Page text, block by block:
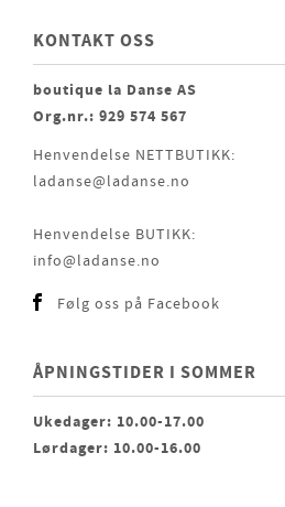
KONTAKT OSS
boutique la Danse AS
Org.nr.: 929 574 567
Henvendelse NETTBUTIKK:
ladanse@ladanse.no
Henvendelse BUTIKK:
info@ladanse.no
Følg oss på Facebook
ÅPNINGSTIDER I SOMMER
Ukedager: 10.00-17.00
Lørdager: 10.00-16.00